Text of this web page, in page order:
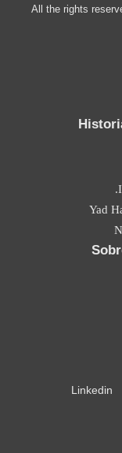
19 Yad
Linkedin